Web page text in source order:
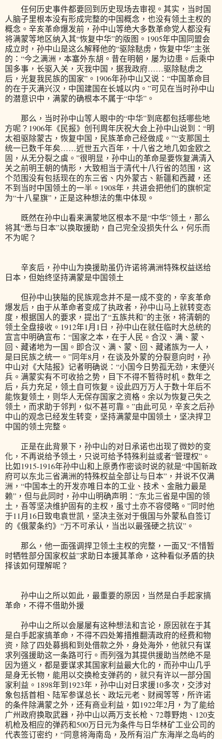
任何历史事件都要回到历史现场去审视。其实，当时国
人脑子里根本没有形成完整的中国概念，也没有领土主权的
概念。辛亥革命爆发前，孙中山等绝大多数革命党人都没有
将满蒙等地区纳入其“恢复中华”的版图。1905年中国同盟会
成立时，孙中山是这么解释他的“驱除鞑虏，恢复中华”主张
的：“今之满洲，本塞外东胡。昔在明朝，屡为边患。后乘中
国多事，长驱入关，灭我中国，据我政府……驱除鞑虏之
后，光复我民族的国家”。1906年孙中山又说：“中国革命目
的在于灭满兴汉，中国建国在长城以内。”可见在当时孙中山
的潜意识中，满蒙的确根本不属于“中华”。
那么，当时孙中山等人眼中的“中华”到底都包括哪些地
方呢？1906年《民报》创刊周年庆祝大会上孙中山说到：“明
太祖驱除蒙古，恢复中国，民族革命己经做成。”“支那国土
统一已数千年矣……近世五六百年，十八省之地几如金欧之
固，从无分裂之虞。”很明显，孙中山的革命是要恢复满清入
关之前明王朝的情形，大致相当于清代十八行省的范围，这
个范围没有包括现在的东三省、内外蒙古、新疆和西藏，还
不到当时中国领土的一半。1908年，共进会把他们的旗帜定
为“十八星旗”，正是这种想法的集中体现。
既然在孙中山看来满蒙地区根本不是“中华”领土，那么
将其“悉与日本”以换取援助，自己完全没损失什么，何乐而
不为呢？
辛亥后，孙中山为换援助虽仍许诺将满洲特殊权益送给
日本，但始终坚持满蒙是中国领土
但孙中山狭隘的民族观念并不是一成不变的，辛亥革命
爆发后，由于从革命者变成了执政者，孙中山马上就转变态
度，根据国人的要求，提出了“五族共和”的主张，将清朝的
领土全盘接收。1912年1月1日，孙中山在就任临时大总统的
宣言中明确宣布：“国家之本，在于人民。合汉、满、蒙、
回、藏诸地为一国。即合汉、满、蒙、回、藏诸族为一人，
是曰民族之统一。”同年8月，在谈及外蒙的分裂意向时，孙
中山对《大陆报》记者明确说：“小国今日势孤无劲，末便兴
兵。满蒙实有不可收拾之势，目下不得不暂待时机。数年之
后，兵力充足，领土自可恢复。设此四万万人于数十年后不
能恢复领土，则华人无保存国家之资格。余以为恢复己失之
领土，而求助于邻判，似不甚可靠。”由此可见，辛亥之后孙
中山的观念已经发生转变，坚持满蒙是中国领土，坚决捍卫
中国的领土完整。
正是在此背景下，孙中山的对日承诺也出现了微妙的变
化，不再说给予领土，只说可给予特殊利益或者“管理权”。
比如1915-1916年孙中山和上原勇作密谈时说的就是“中国新政
府可以东北三省满洲的特殊权益全部让与日本”，并说不仅满
洲，“中国本土的开发亦唯日本的工业、技术、金融力最是
赖”，但与此同时，孙中山明确声明：“东北三省是中国的领
土，吾等坚决维护固有的主权，虽寸土亦不容侵略。”同时他
于11月16日致电袁世凯，坚决主张对于俄国与外蒙私自签订
的《俄蒙条约》“万不可承认，当出以最强硬之抗议”。
那么，他一面强调捍卫领土主权的完整，一面又“不惜暂
时牺牲部分国家权益”求助日本援其革命，这种看似矛盾的抉
择该如何理解呢？
孙中山之所以如此，最重要的原因，当然是白手起家搞
革命，不得不借助外援
孙中山之所以会屡屡有这种想法和言论，原因就在于其
是白手起家搞革命，不得不四处筹措推翻清政府的经费和物
资，除了四处募捐和到处借款之外，身处海外，他就只有谋
求列强援助这一条路可行。而列强为其提供援助当然绝不是
因为道义，都是要谋求其国家利益最大化的，而孙中山几乎
是身无长物，能用以交换枪支弹药的，就只有许以一部分国
家利益。1898年到1923年，孙中山对日求援10多次，交涉对
象包括首相、陆军参谋总长、政坛元老、财阀等等，所许诺
的条件除满蒙之外，还有商业利益，如1922年2月，为了能给
广州政府换取武器，孙中山以两万支长枪、72尊野炮、120支
机枪及相应的弹药和500万日元为条件与日华林矿工业公司的
代表签订密约，“同意将海南岛，及所有沿广东海岸之岛屿的